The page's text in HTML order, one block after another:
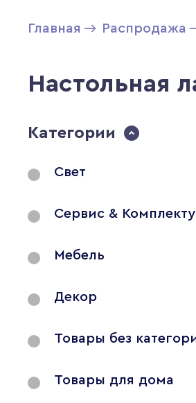
Главная Распродажа
Настольная
Категории
Свет
Сервис &
Мебель
Декор
Товары без
Товары для дома